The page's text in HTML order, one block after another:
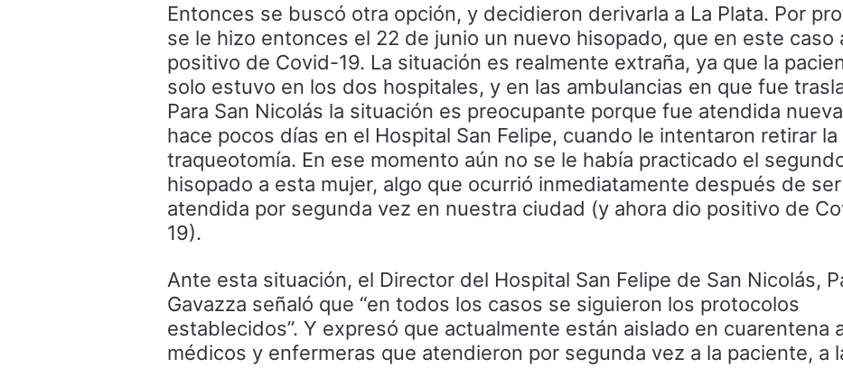
Entonces se buscó otra opción, y decidieron derivarla a La Plata. Por
se le hizo entonces el 22 de junio un nuevo hisopado, que en este caso
positivo de Covid-19. La situación es realmente extraña, ya que la
solo estuvo en los dos hospitales, y en las ambulancias en que fue
Para San Nicolás la situación es preocupante porque fue atendida
hace pocos días en el Hospital San Felipe, cuando le intentaron retirar la
traqueotomía. En ese momento aún no se le había practicado el
hisopado a esta mujer, algo que ocurrió inmediatamente después de ser
atendida por segunda vez en nuestra ciudad (y ahora dio positivo de
19).
Ante esta situación, el Director del Hospital San Felipe de San Nicolás,
Gavazza señaló que “en todos los casos se siguieron los protocolos
establecidos”. Y expresó que actualmente están aislado en cuarentena
médicos y enfermeras que atendieron por segunda vez a la paciente, a